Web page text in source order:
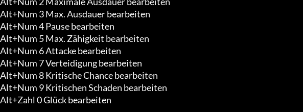
Alt+Num 3 Max. Ausdauer bearbeiten
Alt+Num 4 Pause bearbeiten
Alt+Num 5 Max. Zähigkeit bearbeiten
Alt+Num 6 Attacke bearbeiten
Alt+Num 7 Verteidigung bearbeiten
Alt+Num 8 Kritische Chance bearbeiten
Alt+Num 9 Kritischen Schaden bearbeiten
Alt+Zahl 0 Glück bearbeiten